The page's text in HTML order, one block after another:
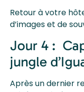
Retour à votre
d’images et de
Jour 4 :
jungle
Après un dernier